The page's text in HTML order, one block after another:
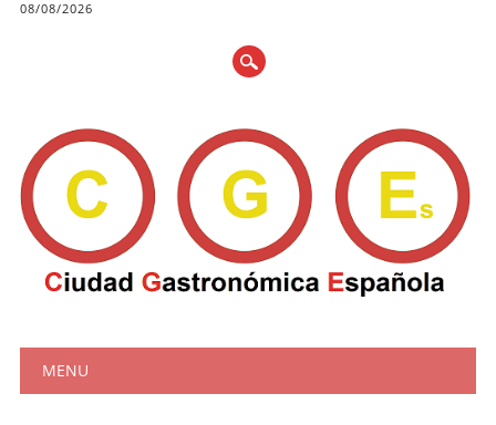
08/08/2026
Main menu
MENU